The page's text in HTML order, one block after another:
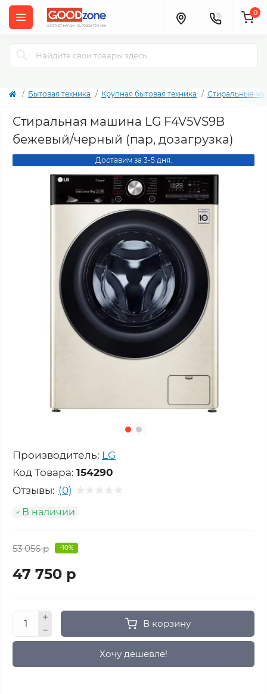
0
Бытовая техника Крупная бытовая техника Стиральные
Стиральная машина LG F4V5VS9B
бежевый/черный (пар, дозагрузка)
Доставим за 3-5 дня.
Производитель: LG
Код Товара: 154290
Отзывы: (0)
В наличии
53 056 р -10%
47 750 р
В корзину
Хочу дешевле!